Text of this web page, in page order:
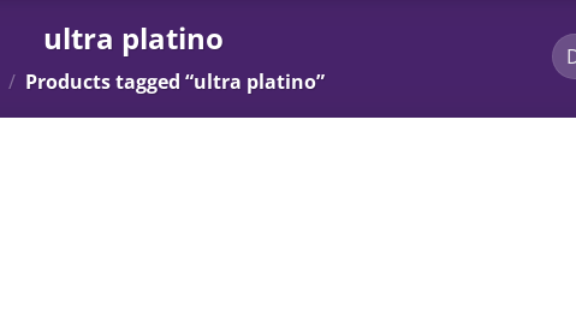
ultra platino
/ Products tagged “ultra platino”